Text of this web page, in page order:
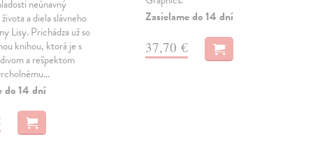
neúnavný
a diela slávneho
Lisy. Prichádza už so
knihou, ktorá je s
a rešpektom
do 14 dní
Zasielame do 14 dní
37,70 €